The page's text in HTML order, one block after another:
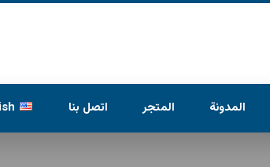
المدونة المتجر اتصل بنا